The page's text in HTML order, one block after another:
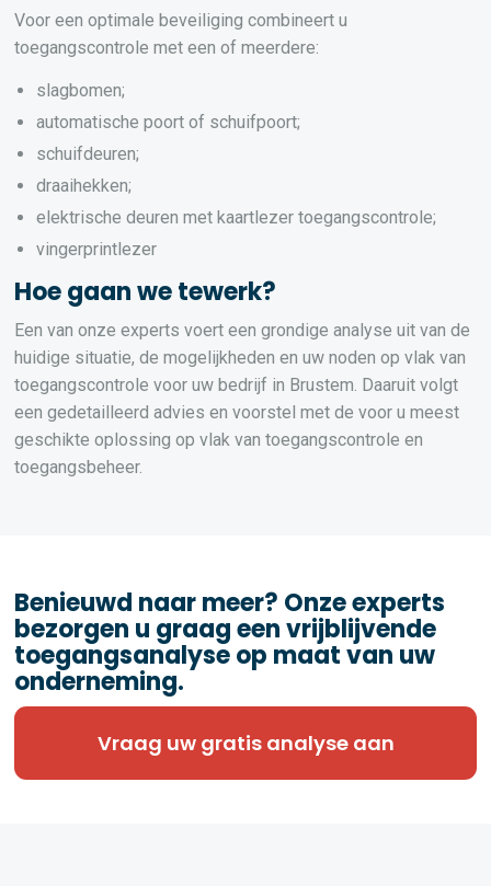
Voor een optimale beveiliging combineert u
toegangscontrole met een of meerdere:
slagbomen;
automatische poort of schuifpoort;
schuifdeuren;
draaihekken;
elektrische deuren met kaartlezer toegangscontrole;
vingerprintlezer
Hoe gaan we tewerk?
Een van onze experts voert een grondige analyse uit van de
huidige situatie, de mogelijkheden en uw noden op vlak van
toegangscontrole voor uw bedrijf in Brustem. Daaruit volgt
een gedetailleerd advies en voorstel met de voor u meest
geschikte oplossing op vlak van toegangscontrole en
toegangsbeheer.
Benieuwd naar meer? Onze experts
bezorgen u graag een vrijblijvende
toegangsanalyse op maat van uw
onderneming.
Vraag uw gratis analyse aan